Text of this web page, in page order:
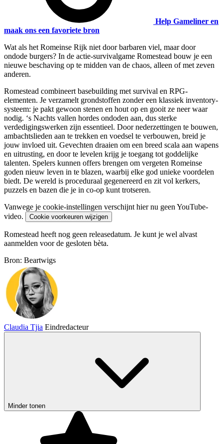
Help Gameliner en
maak ons een favoriete bron
Wat als het Romeinse Rijk niet door barbaren viel, maar door
ondode burgers? In de actie-survivalgame Romestead bouw je een
nieuwe beschaving op te midden van de chaos, alleen of met zeven
anderen.
Romestead combineert basebuilding met survival en RPG-
elementen. Je verzamelt grondstoffen zonder een klassiek inventory-
systeem: je pakt gewoon stenen en hout op en gooit ze neer waar
nodig. ‘s Nachts vallen hordes ondoden aan, dus sterke
verdedigingswerken zijn essentieel. Door nederzettingen te bouwen,
ambachtslieden aan te trekken en voedsel te verbouwen, breid je
jouw invloed uit. Gevechten draaien om een breed scala aan wapens
en uitrusting, en door te levelen krijg je toegang tot goddelijke
talenten. Spelers kunnen offers brengen om vergeten Romeinse
goden nieuw leven in te blazen, waarbij elke god unieke voordelen
biedt. De wereld is proceduraal gegenereerd en zit vol kerkers,
puzzels en bazen die je in co-op kunt trotseren.
Vanwege je cookie-instellingen verschijnt hier nu geen YouTube-
video.
Cookie voorkeuren wijzigen
Romestead heeft nog geen releasedatum. Je kunt je wel alvast
aanmelden voor de gesloten bèta.
Bron: Beartwigs
Claudia Tjia Eindredacteur
Minder tonen